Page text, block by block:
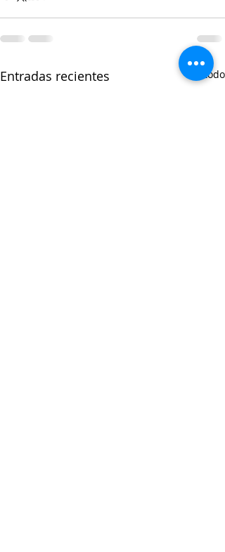
Entradas recientes Ver todo